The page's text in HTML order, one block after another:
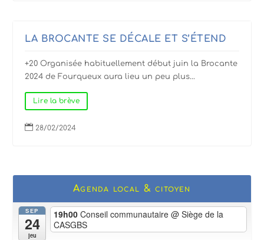
LA BROCANTE SE DÉCALE ET S’ÉTEND
+20 Organisée habituellement début juin la Brocante
2024 de Fourqueux aura lieu un peu plus...
Lire la brève
 28/02/2024
Agenda local & citoyen
SEP
24
jeu
19h00Conseil communautaire@ Siège de la
CASGBS